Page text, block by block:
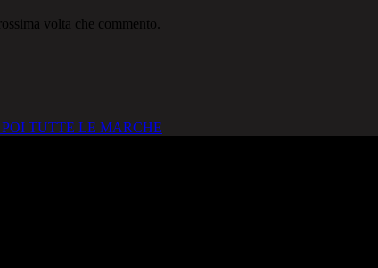
volta che commento.
TUTTE LE MARCHE